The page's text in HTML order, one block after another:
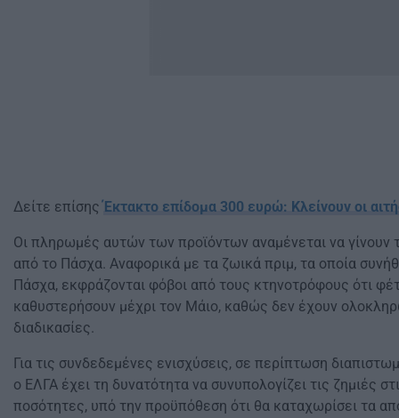
Δείτε επίσηςΈκτακτο επίδομα 300 ευρώ: Κλείνουν οι
Οι πληρωμές αυτών των προϊόντων αναμένεται να γίνουν
από το Πάσχα. Αναφορικά με τα ζωικά πριμ, τα οποία
Πάσχα, εκφράζονται φόβοι από τους κτηνοτρόφους ότι
καθυστερήσουν μέχρι τον Μάιο, καθώς δεν έχουν
διαδικασίες.
Για τις συνδεδεμένες ενισχύσεις, σε περίπτωση
ο ΕΛΓΑ έχει τη δυνατότητα να συνυπολογίζει τις ζημιές
ποσότητες, υπό την προϋπόθεση ότι θα καταχωρίσει τα